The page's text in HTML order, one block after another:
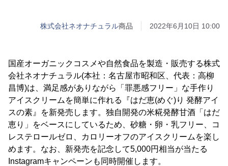
株式会社ネオナチュラル商品 2022年6月10日 10:00
国産オーガニックコスメや自然食品を製造・販売する株式
会社ネオナチュラル(本社：名古屋市昭和区、代表：高柳
昌博)は、満足感がありながら「罪悪感フリー」な手作り
アイスクリームを簡単に作れる『はだ恵(めぐ)り 発酵アイ
スの素』を新発売します。独自開発の米糀発酵甘酒「はだ
恵り」をベースにしているため、砂糖・卵・乳フリー、コ
レステロールゼロ、カロリーオフのアイスクリームを楽し
めます。なお、新発売を記念して5,000円相当が当たる
Instagramキャンペーンも同時開催します。